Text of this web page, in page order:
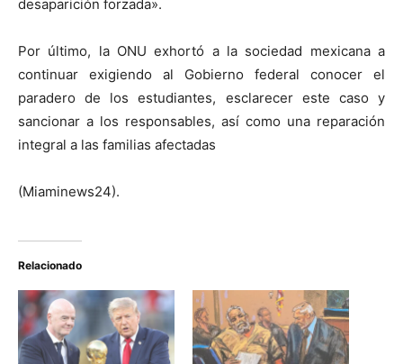
desaparición forzada».
Por último, la ONU exhortó a la sociedad mexicana a
continuar exigiendo al Gobierno federal conocer el
paradero de los estudiantes, esclarecer este caso y
sancionar a los responsables, así como una reparación
integral a las familias afectadas
(Miaminews24).
Relacionado